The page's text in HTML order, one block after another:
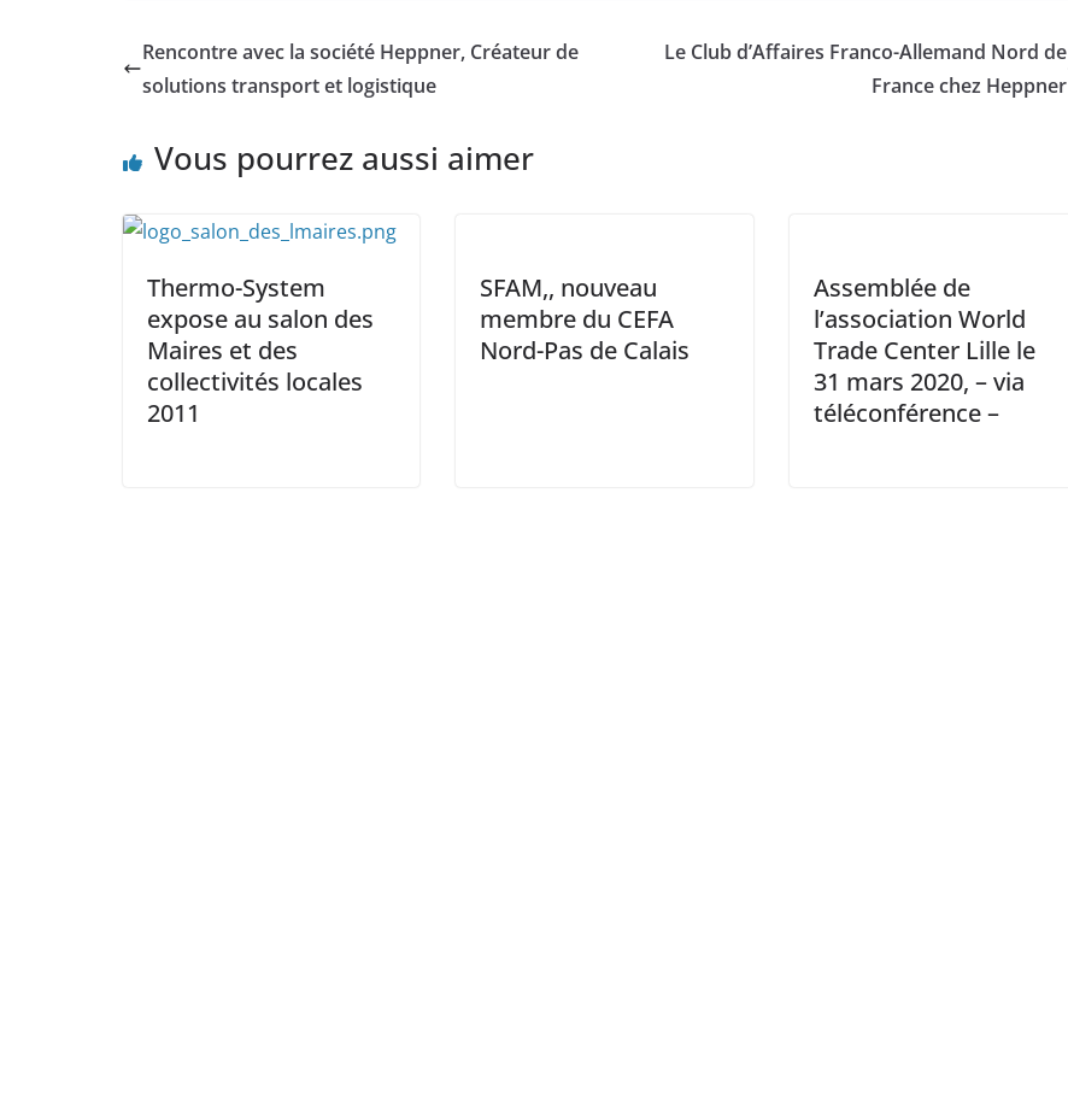
Rencontre avec la société Heppner, Créateur de
solutions transport et logistique
Le Club d’Affaires Franco-Allemand Nord de
France chez Heppner
Vous pourrez aussi aimer
Thermo-System
expose au salon des
Maires et des
collectivités locales
2011
SFAM,, nouveau
membre du CEFA
Nord-Pas de Calais
Assemblée de
l’association World
Trade Center Lille le
31 mars 2020, – via
téléconférence –